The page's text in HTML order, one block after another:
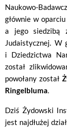
Naukowo-
głównie w
a jego siedzibą
Judaistycznej.
i Dziedzictwa
został
powołany został
Ringelbluma.
Dziś Żydowski
jest najdłużej